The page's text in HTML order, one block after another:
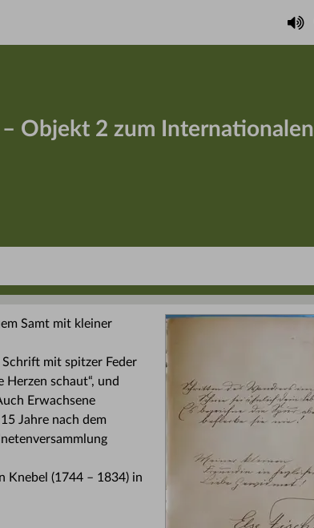
Objekt 2 zum Internationalen
Samt mit kleiner
Schrift mit spitzer Feder
schaut“, und
Erwachsene
Jahre nach dem
Knebel (1744 – 1834) in